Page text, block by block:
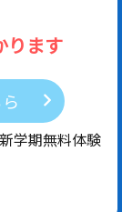
ります
学期無料体験